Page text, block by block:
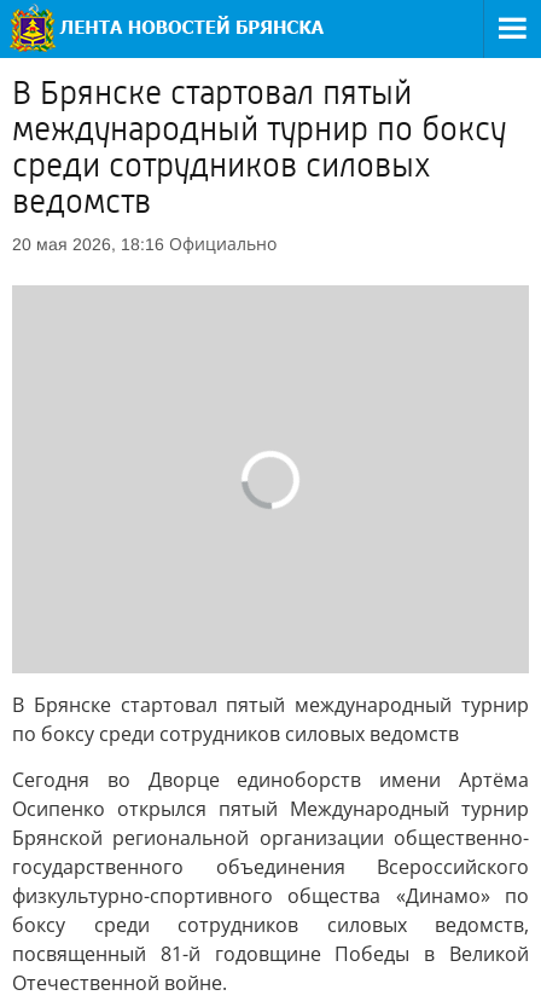
В Брянске стартовал пятый
международный турнир по боксу
среди сотрудников силовых
ведомств
20 мая 2026, 18:16 Официально
В Брянске стартовал пятый международный турнир
по боксу среди сотрудников силовых ведомств
Сегодня во Дворце единоборств имени Артёма
Осипенко открылся пятый Международный турнир
Брянской региональной организации общественно-
государственного объединения Всероссийского
физкультурно-спортивного общества «Динамо» по
боксу среди сотрудников силовых ведомств,
посвященный 81-й годовщине Победы в Великой
Отечественной войне.